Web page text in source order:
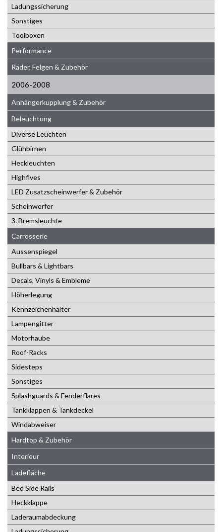
Ladungssicherung
Sonstiges
Toolboxen
Performance
Räder, Felgen & Zubehör
2006-2008
Anhängerkupplung & Zubehör
Beleuchtung
Diverse Leuchten
Glühbirnen
Heckleuchten
Highfives
LED Zusatzscheinwerfer & Zubehör
Scheinwerfer
3. Bremsleuchte
Carrosserie
Aussenspiegel
Bullbars & Lightbars
Decals, Vinyls & Embleme
Höherlegung
Kennzeichenhalter
Lampengitter
Motorhaube
Roof-Racks
Sidesteps
Sonstiges
Splashguards & Fenderflares
Tankklappen & Tankdeckel
Windabweiser
Hardtop & Zubehör
Interieur
Ladefläche
Bed Side Rails
Heckklappe
Laderaumabdeckung